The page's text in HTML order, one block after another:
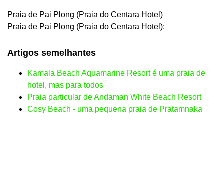
Praia de Pai Plong (Praia do Centara Hotel)
Praia de Pai Plong (Praia do Centara Hotel):
Artigos semelhantes
Kamala Beach Aquamarine Resort é uma praia de
hotel, mas para todos
Praia particular de Andaman White Beach Resort
Cosy Beach - uma pequena praia de Pratamnaka